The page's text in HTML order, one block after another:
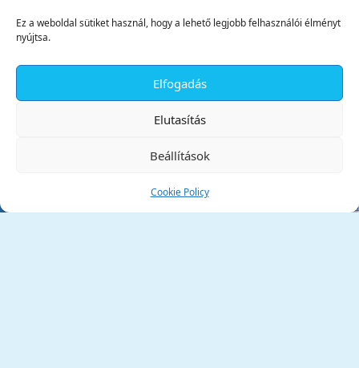
Ez a weboldal sütiket használ, hogy a lehető legjobb felhasználói élményt
nyújtsa.
Elfogadás
Elutasítás
Beállítások
Cookie Policy
Tata Város Önkormányzata
✕